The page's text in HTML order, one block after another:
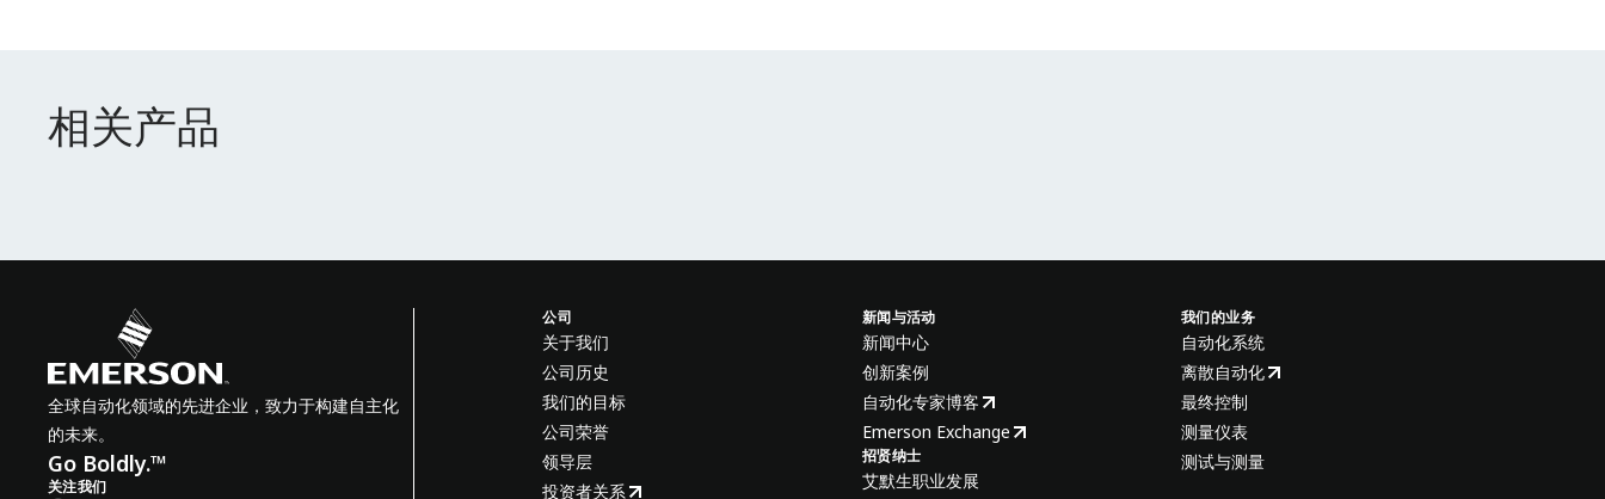
相关产品
相关产品
全球自动化领域的先进企业，致力于构建自主化
的未来。
Go Boldly.™
关注我们
公司
关于我们
公司历史
我们的目标
公司荣誉
领导层
投资者关系
新闻与活动
新闻中心
创新案例
自动化专家博客
Emerson Exchange
招贤纳士
艾默生职业发展
我们的业务
自动化系统
离散自动化
最终控制
测量仪表
测试与测量